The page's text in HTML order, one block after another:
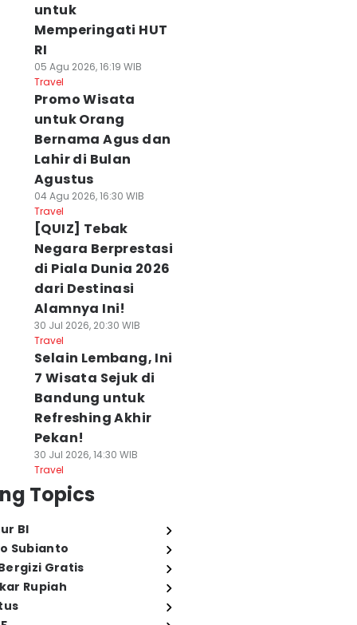
untuk
Memperingati HUT
RI
05 Agu 2026, 16:19 WIB
Travel
Promo Wisata
untuk Orang
Bernama Agus dan
Lahir di Bulan
Agustus
04 Agu 2026, 16:30 WIB
Travel
[QUIZ] Tebak
Negara Berprestasi
di Piala Dunia 2026
dari Destinasi
Alamnya Ini!
30 Jul 2026, 20:30 WIB
Travel
Selain Lembang, Ini
7 Wisata Sejuk di
Bandung untuk
Refreshing Akhir
Pekan!
30 Jul 2026, 14:30 WIB
Travel
Topics
BI
Subianto
Gratis
Rupiah